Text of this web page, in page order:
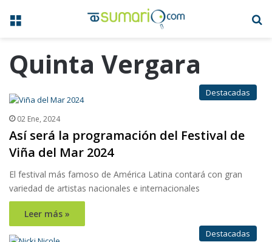
Menú
Quinta Vergara
Destacadas
02 Ene, 2024
Así será la programación del Festival de
Viña del Mar 2024
El festival más famoso de América Latina contará con gran
variedad de artistas nacionales e internacionales
Leer más »
Destacadas